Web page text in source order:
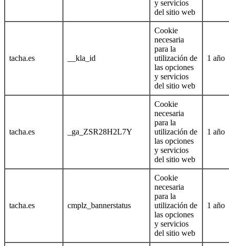
y servicios
del sitio web
tacha.es __kla_id
Cookie
necesaria
para la
utilización de
las opciones
y servicios
del sitio web
1 año
tacha.es _ga_ZSR28H2L7Y
Cookie
necesaria
para la
utilización de
las opciones
y servicios
del sitio web
1 año
tacha.es cmplz_bannerstatus
Cookie
necesaria
para la
utilización de
las opciones
y servicios
del sitio web
1 año